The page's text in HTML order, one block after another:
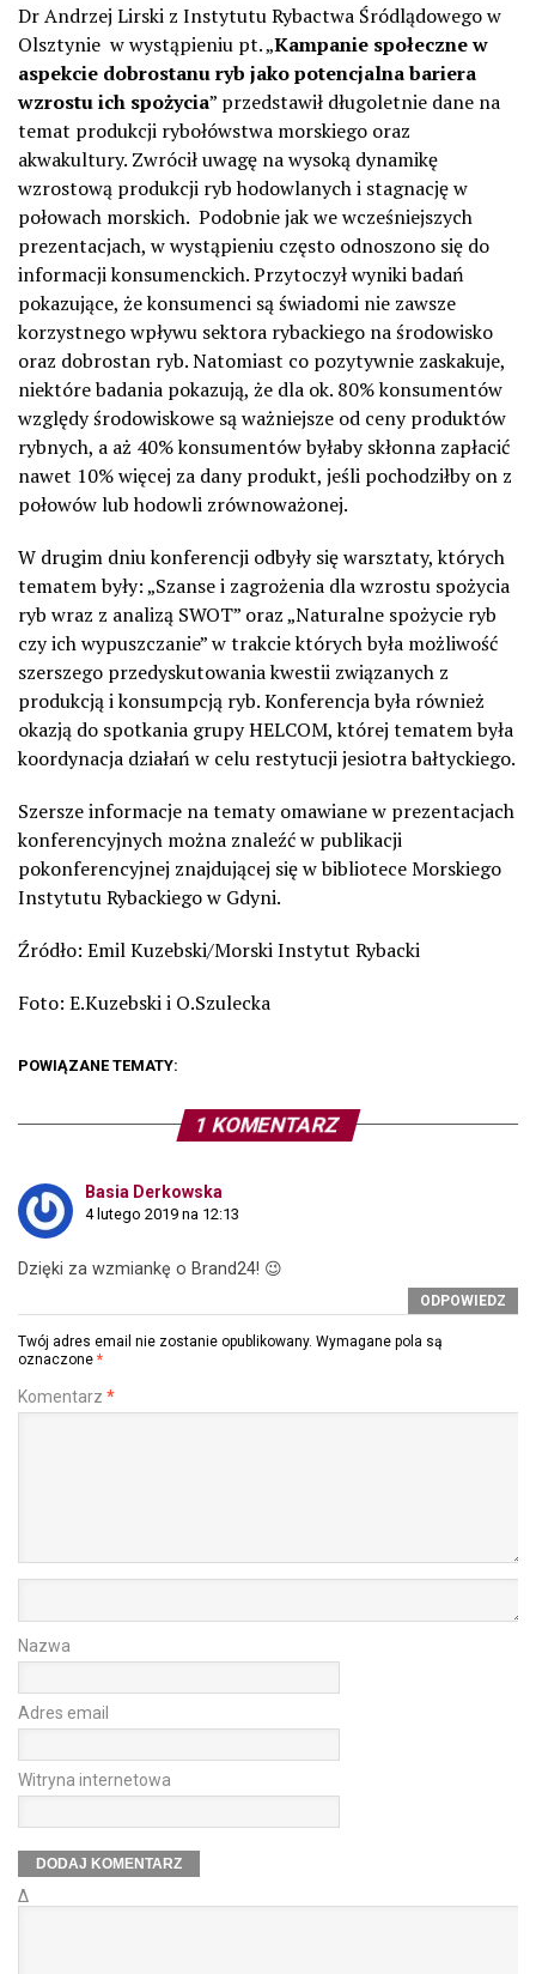
Dr Andrzej Lirski z Instytutu Rybactwa Śródlądowego w
Olsztynie w wystąpieniu pt. „Kampanie społeczne w
aspekcie dobrostanu ryb jako potencjalna bariera
wzrostu ich spożycia” przedstawił długoletnie dane na
temat produkcji rybołówstwa morskiego oraz
akwakultury. Zwrócił uwagę na wysoką dynamikę
wzrostową produkcji ryb hodowlanych i stagnację w
połowach morskich. Podobnie jak we wcześniejszych
prezentacjach, w wystąpieniu często odnoszono się do
informacji konsumenckich. Przytoczył wyniki badań
pokazujące, że konsumenci są świadomi nie zawsze
korzystnego wpływu sektora rybackiego na środowisko
oraz dobrostan ryb. Natomiast co pozytywnie zaskakuje,
niektóre badania pokazują, że dla ok. 80% konsumentów
względy środowiskowe są ważniejsze od ceny produktów
rybnych, a aż 40% konsumentów byłaby skłonna zapłacić
nawet 10% więcej za dany produkt, jeśli pochodziłby on z
połowów lub hodowli zrównoważonej.
W drugim dniu konferencji odbyły się warsztaty, których
tematem były: „Szanse i zagrożenia dla wzrostu spożycia
ryb wraz z analizą SWOT” oraz „Naturalne spożycie ryb
czy ich wypuszczanie” w trakcie których była możliwość
szerszego przedyskutowania kwestii związanych z
produkcją i konsumpcją ryb. Konferencja była również
okazją do spotkania grupy HELCOM, której tematem była
koordynacja działań w celu restytucji jesiotra bałtyckiego.
Szersze informacje na tematy omawiane w prezentacjach
konferencyjnych można znaleźć w publikacji
pokonferencyjnej znajdującej się w bibliotece Morskiego
Instytutu Rybackiego w Gdyni.
Źródło: Emil Kuzebski/Morski Instytut Rybacki
Foto: E.Kuzebski i O.Szulecka
POWIĄZANE TEMATY:
1 KOMENTARZ
Basia Derkowska
4 lutego 2019 na 12:13
Dzięki za wzmiankę o Brand24! 😉
ODPOWIEDZ
Twój adres email nie zostanie opublikowany. Wymagane pola są
oznaczone *
Komentarz *
Nazwa
Adres email
Witryna internetowa
Δ